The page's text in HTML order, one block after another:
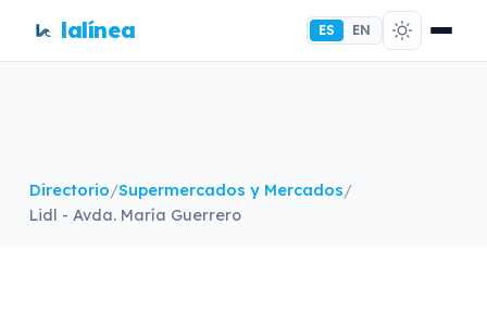
lalínea ES EN
Directorio/Supermercados y Mercados/
Lidl - Avda. María Guerrero